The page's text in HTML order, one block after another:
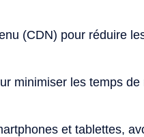
(CDN) pour réduire
minimiser les temps
et tablettes,